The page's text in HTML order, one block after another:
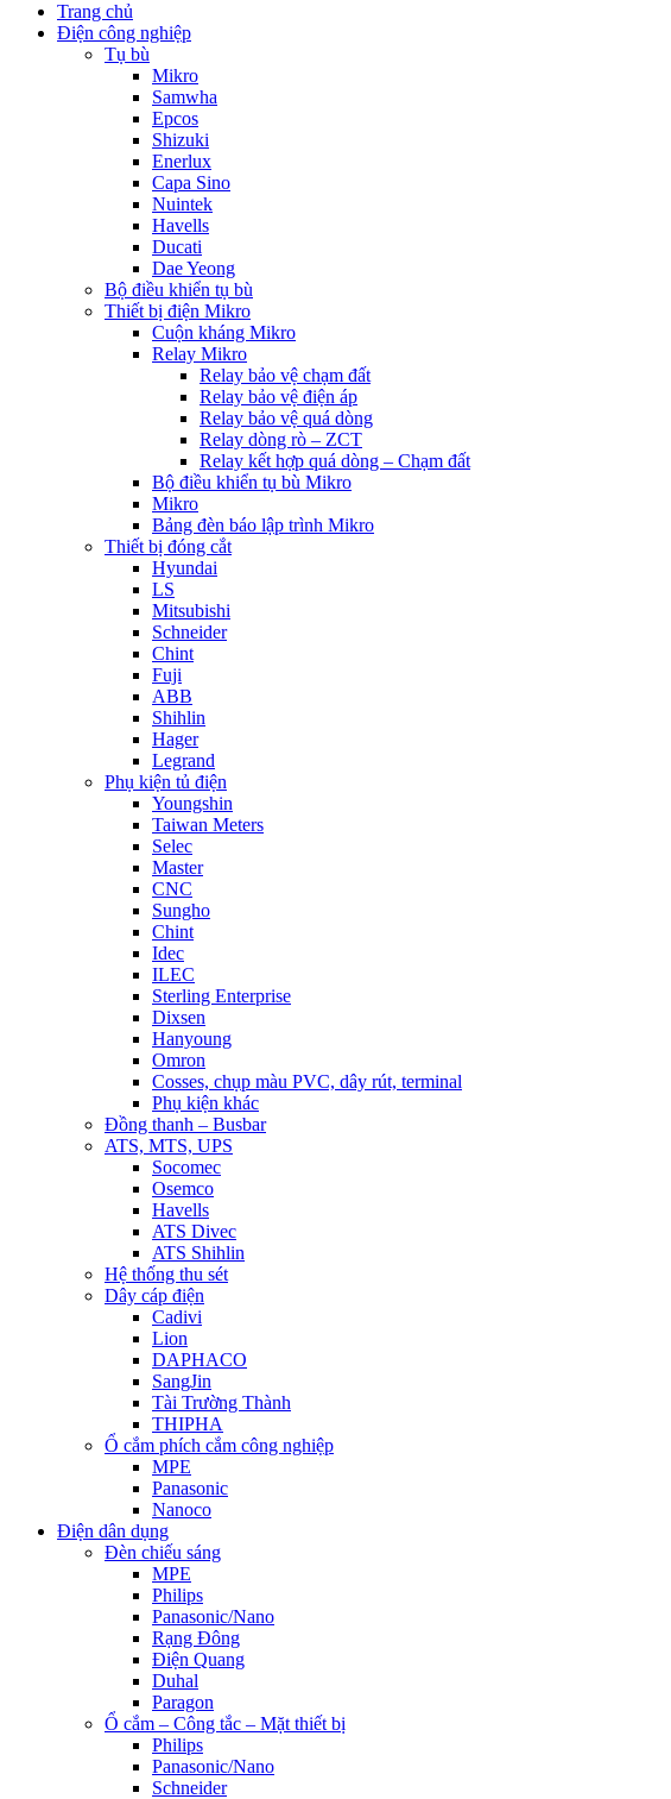
Trang chủ
Điện công nghiệp
Tụ bù
Mikro
Samwha
Epcos
Shizuki
Enerlux
Capa Sino
Nuintek
Havells
Ducati
Dae Yeong
Bộ điều khiển tụ bù
Thiết bị điện Mikro
Cuộn kháng Mikro
Relay Mikro
Relay bảo vệ chạm đất
Relay bảo vệ điện áp
Relay bảo vệ quá dòng
Relay dòng rò – ZCT
Relay kết hợp quá dòng – Chạm đất
Bộ điều khiển tụ bù Mikro
Mikro
Bảng đèn báo lập trình Mikro
Thiết bị đóng cắt
Hyundai
LS
Mitsubishi
Schneider
Chint
Fuji
ABB
Shihlin
Hager
Legrand
Phụ kiện tủ điện
Youngshin
Taiwan Meters
Selec
Master
CNC
Sungho
Chint
Idec
ILEC
Sterling Enterprise
Dixsen
Hanyoung
Omron
Cosses, chụp màu PVC, dây rút, terminal
Phụ kiện khác
Đồng thanh – Busbar
ATS, MTS, UPS
Socomec
Osemco
Havells
ATS Divec
ATS Shihlin
Hệ thống thu sét
Dây cáp điện
Cadivi
Lion
DAPHACO
SangJin
Tài Trường Thành
THIPHA
Ổ cắm phích cắm công nghiệp
MPE
Panasonic
Nanoco
Điện dân dụng
Đèn chiếu sáng
MPE
Philips
Panasonic/Nano
Rạng Đông
Điện Quang
Duhal
Paragon
Ổ cắm – Công tắc – Mặt thiết bị
Philips
Panasonic/Nano
Schneider